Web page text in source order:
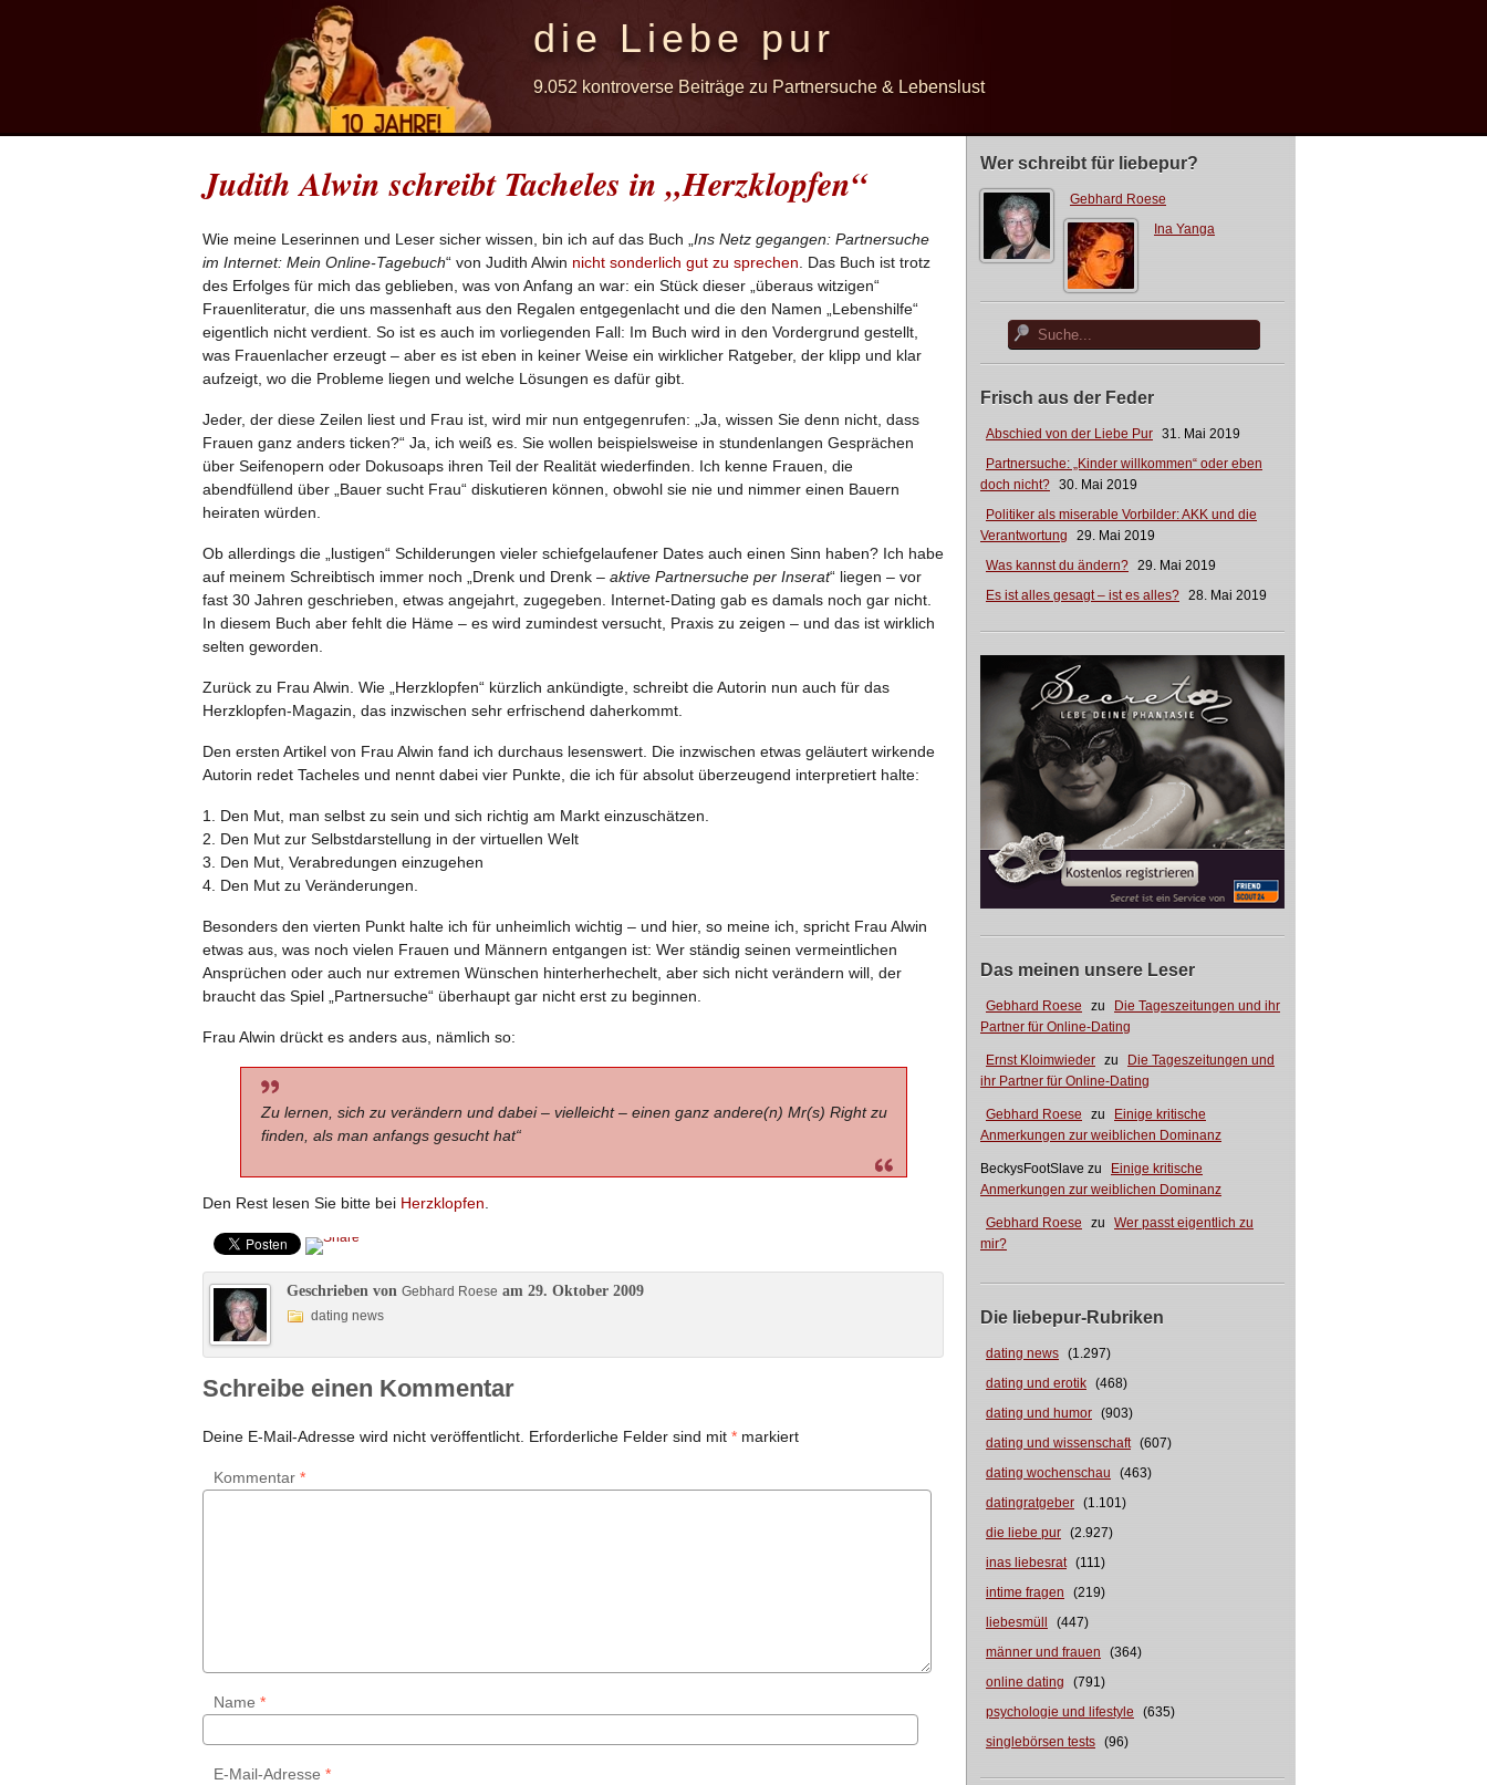
die Liebe pur
9.052 kontroverse Beiträge zu Partnersuche & Lebenslust
Wer schreibt für liebepur?
Gebhard Roese
Ina Yanga
Frisch aus der Feder
Abschied von der Liebe Pur 31. Mai 2019
Partnersuche: „Kinder willkommen“ oder eben
doch nicht? 30. Mai 2019
Politiker als miserable Vorbilder: AKK und die
Verantwortung
29. Mai 2019
Was kannst du ändern? 29. Mai 2019
Es ist alles gesagt – ist es alles? 28. Mai 2019
Das meinen unsere Leser
Gebhard Roese zu
Die Tageszeitungen und ihr
Partner für Online-Dating
Ernst Kloimwieder zu
Die Tageszeitungen und
ihr Partner für Online-Dating
Gebhard Roese zu
Einige kritische
Anmerkungen zur weiblichen Dominanz
BeckysFootSlave zu
Einige kritische
Anmerkungen zur weiblichen Dominanz
Gebhard Roese zu
Wer passt eigentlich zu
mir?
Die liebepur-Rubriken
dating news (1.297)
dating und erotik (468)
dating und humor (903)
dating und wissenschaft (607)
dating wochenschau
(463)
datingratgeber (1.101)
die liebe pur (2.927)
inas liebesrat (111)
intime fragen
(219)
liebesmüll
(447)
männer und frauen
(364)
online dating
(791)
psychologie und lifestyle
(635)
singlebörsen tests (96)
Judith Alwin schreibt Tacheles in „Herzklopfen“
Wie meine Leserinnen und Leser sicher wissen, bin ich auf das Buch „ Ins Netz gegangen: Partnersuche
im Internet: Mein Online-Tagebuch“ von Judith Alwin nicht sonderlich gut zu sprechen . Das Buch ist trotz
des Erfolges für mich das geblieben, was von Anfang an war: ein Stück dieser „überaus witzigen“
Frauenliteratur, die uns massenhaft aus den Regalen entgegenlacht und die den Namen „Lebenshilfe“
eigentlich nicht verdient. So ist es auch im vorliegenden Fall: Im Buch wird in den Vordergrund gestellt,
was Frauenlacher erzeugt – aber es ist eben in keiner Weise ein wirklicher Ratgeber, der klipp und klar
aufzeigt, wo die Probleme liegen und welche Lösungen es dafür gibt.
Jeder, der diese Zeilen liest und Frau ist, wird mir nun entgegenrufen: „Ja, wissen Sie denn nicht, dass
Frauen ganz anders ticken?“ Ja, ich weiß es. Sie wollen beispielsweise in stundenlangen Gesprächen
über Seifenopern oder Dokusoaps ihren Teil der Realität wiederfinden. Ich kenne Frauen, die
abendfüllend über „Bauer sucht Frau“ diskutieren können, obwohl sie nie und nimmer einen Bauern
heiraten würden.
Ob allerdings die „lustigen“ Schilderungen vieler schiefgelaufener Dates auch einen Sinn haben? Ich habe
auf meinem Schreibtisch immer noch „Drenk und Drenk – aktive Partnersuche per Inserat“ liegen – vor
fast 30 Jahren geschrieben, etwas angejahrt, zugegeben. Internet-Dating gab es damals noch gar nicht.
In diesem Buch aber fehlt die Häme – es wird zumindest versucht, Praxis zu zeigen – und das ist wirklich
selten geworden.
Zurück zu Frau Alwin. Wie „Herzklopfen“ kürzlich ankündigte, schreibt die Autorin nun auch für das
Herzklopfen-Magazin, das inzwischen sehr erfrischend daherkommt.
Den ersten Artikel von Frau Alwin fand ich durchaus lesenswert. Die inzwischen etwas geläutert wirkende
Autorin redet Tacheles und nennt dabei vier Punkte, die ich für absolut überzeugend interpretiert halte:
1. Den Mut, man selbst zu sein und sich richtig am Markt einzuschätzen.
2. Den Mut zur Selbstdarstellung in der virtuellen Welt
3. Den Mut, Verabredungen einzugehen
4. Den Mut zu Veränderungen.
Besonders den vierten Punkt halte ich für unheimlich wichtig – und hier, so meine ich, spricht Frau Alwin
etwas aus, was noch vielen Frauen und Männern entgangen ist: Wer ständig seinen vermeintlichen
Ansprüchen oder auch nur extremen Wünschen hinterherhechelt, aber sich nicht verändern will, der
braucht das Spiel „Partnersuche“ überhaupt gar nicht erst zu beginnen.
Frau Alwin drückt es anders aus, nämlich so:
Zu lernen, sich zu verändern und dabei – vielleicht – einen ganz andere(n) Mr(s) Right zu
finden, als man anfangs gesucht hat“
Den Rest lesen Sie bitte bei Herzklopfen.
Geschrieben von Gebhard Roese am 29. Oktober 2009
dating news
Schreibe einen Kommentar
Deine E-Mail-Adresse wird nicht veröffentlicht. Erforderliche Felder sind mit * markiert
Kommentar *
Name *
E-Mail-Adresse *